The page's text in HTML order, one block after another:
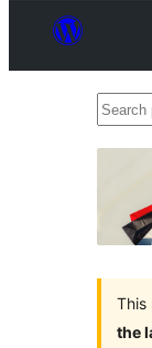
Search
This
the